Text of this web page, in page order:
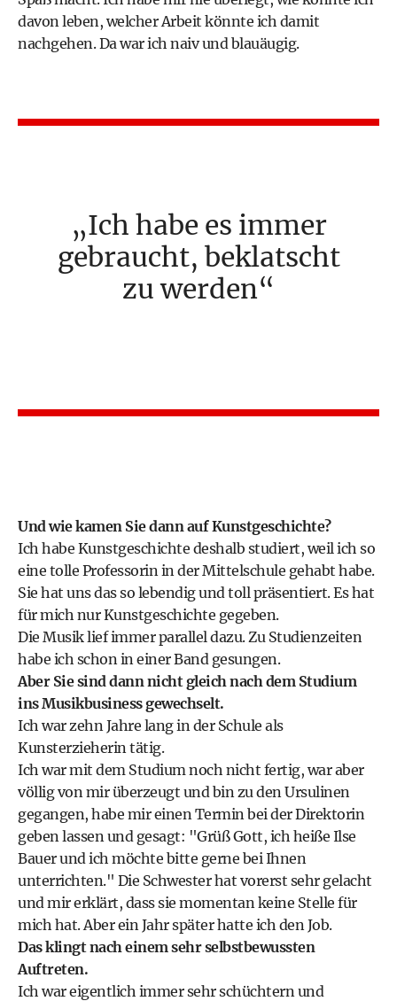
davon leben, welcher Arbeit könnte ich damit
nachgehen. Da war ich naiv und blauäugig.
Ich habe es immer
gebraucht, beklatscht
zu werden
Und wie kamen Sie dann auf Kunstgeschichte?
Ich habe Kunstgeschichte deshalb studiert, weil ich so
eine tolle Professorin in der Mittelschule gehabt habe.
Sie hat uns das so lebendig und toll präsentiert. Es hat
für mich nur Kunstgeschichte gegeben.
Die Musik lief immer parallel dazu. Zu Studienzeiten
habe ich schon in einer Band gesungen.
Aber Sie sind dann nicht gleich nach dem Studium
ins Musikbusiness gewechselt.
Ich war zehn Jahre lang in der Schule als
Kunsterzieherin tätig.
Ich war mit dem Studium noch nicht fertig, war aber
völlig von mir überzeugt und bin zu den Ursulinen
gegangen, habe mir einen Termin bei der Direktorin
geben lassen und gesagt: "Grüß Gott, ich heiße Ilse
Bauer und ich möchte bitte gerne bei Ihnen
unterrichten." Die Schwester hat vorerst sehr gelacht
und mir erklärt, dass sie momentan keine Stelle für
mich hat. Aber ein Jahr später hatte ich den Job.
Das klingt nach einem sehr selbstbewussten
Auftreten.
Ich war eigentlich immer sehr schüchtern und